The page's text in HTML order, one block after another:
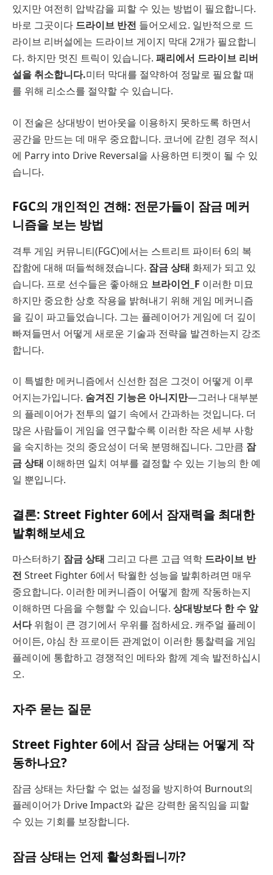
있지만 여전히 압박감을 피할 수 있는 방법이 필요합니다.
바로 그곳이다 드라이브 반전 들어오세요. 일반적으로 드
라이브 리버설에는 드라이브 게이지 막대 2개가 필요합니
다. 하지만 멋진 트릭이 있습니다. 패리에서 드라이브 리버
설을 취소합니다.미터 막대를 절약하여 정말로 필요할 때
를 위해 리소스를 절약할 수 있습니다.
이 전술은 상대방이 번아웃을 이용하지 못하도록 하면서
공간을 만드는 데 매우 중요합니다. 코너에 갇힌 경우 적시
에 Parry into Drive Reversal을 사용하면 티켓이 될 수 있
습니다.
FGC의 개인적인 견해: 전문가들이 잠금 메커
니즘을 보는 방법
격투 게임 커뮤니티(FGC)에서는 스트리트 파이터 6의 복
잡함에 대해 떠들썩해졌습니다. 잠금 상태 화제가 되고 있
습니다. 프로 선수들은 좋아해요 브라이언_F 이러한 미묘
하지만 중요한 상호 작용을 밝혀내기 위해 게임 메커니즘
을 깊이 파고들었습니다. 그는 플레이어가 게임에 더 깊이
빠져들면서 어떻게 새로운 기술과 전략을 발견하는지 강조
합니다.
이 특별한 메커니즘에서 신선한 점은 그것이 어떻게 이루
어지는가입니다. 숨겨진 기능은 아니지만—그러나 대부분
의 플레이어가 전투의 열기 속에서 간과하는 것입니다. 더
많은 사람들이 게임을 연구할수록 이러한 작은 세부 사항
을 숙지하는 것의 중요성이 더욱 분명해집니다. 그만큼 잠
금 상태 이해하면 일치 여부를 결정할 수 있는 기능의 한 예
일 뿐입니다.
결론: Street Fighter 6에서 잠재력을 최대한
발휘해보세요
마스터하기 잠금 상태 그리고 다른 고급 역학 드라이브 반
전 Street Fighter 6에서 탁월한 성능을 발휘하려면 매우
중요합니다. 이러한 메커니즘이 어떻게 함께 작동하는지
이해하면 다음을 수행할 수 있습니다. 상대방보다 한 수 앞
서다위험이 큰 경기에서 우위를 점하세요. 캐주얼 플레이
어이든, 야심 찬 프로이든 관계없이 이러한 통찰력을 게임
플레이에 통합하고 경쟁적인 메타와 함께 계속 발전하십시
오.
자주 묻는 질문
Street Fighter 6에서 잠금 상태는 어떻게 작
동하나요?
잠금 상태는 차단할 수 없는 설정을 방지하여 Burnout의
플레이어가 Drive Impact와 같은 강력한 움직임을 피할
수 있는 기회를 보장합니다.
잠금 상태는 언제 활성화됩니까?